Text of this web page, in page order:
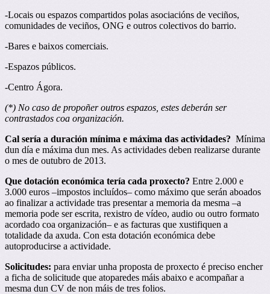
-Locais ou espazos compartidos polas asociacións de veciños,
comunidades de veciños, ONG e outros colectivos do barrio.
-Bares e baixos comerciais.
-Espazos públicos.
-Centro Ágora.
(*) No caso de propoñer outros espazos, estes deberán ser
contrastados coa organización.
Cal sería a duración mínima e máxima das actividades? Mínima
dun día e máxima dun mes. As actividades deben realizarse durante
o mes de outubro de 2013.
Que dotación económica tería cada proxecto? Entre 2.000 e
3.000 euros –impostos incluídos– como máximo que serán aboados
ao finalizar a actividade tras presentar a memoria da mesma –a
memoria pode ser escrita, rexistro de vídeo, audio ou outro formato
acordado coa organización– e as facturas que xustifiquen a
totalidade da axuda. Con esta dotación económica debe
autoproducirse a actividade.
Solicitudes: para enviar unha proposta de proxecto é preciso encher
a ficha de solicitude que atoparedes máis abaixo e acompañar a
mesma dun CV de non máis de tres folios.